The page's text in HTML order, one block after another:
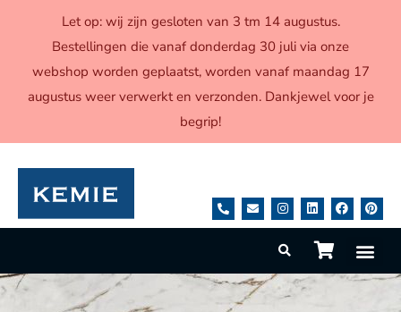
Let op: wij zijn gesloten van 3 tm 14 augustus.
Bestellingen die vanaf donderdag 30 juli via onze
webshop worden geplaatst, worden vanaf maandag 17
augustus weer verwerkt en verzonden. Dankjewel voor je
begrip!